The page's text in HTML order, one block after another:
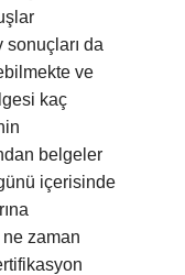
sonuçları da
ve
kaç
belgeler
içerisinde
zaman